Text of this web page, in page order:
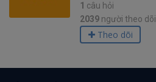
1 câu hỏi
2039 người theo dõi
Theo dõi